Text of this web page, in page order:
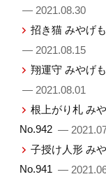
— 2021.08.30
招き猫 みやげ
— 2021.08.15
翔運守 みやげ
— 2021.08.01
根上がり札 み
No.942 —
子授け人形 み
No.941 —